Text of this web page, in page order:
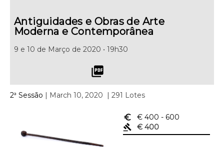
Antiguidades e Obras de Arte
Moderna e Contemporânea
9 e 10 de Março de 2020 • 19h30
picture_as_pdf
2ª Sessão | March 10, 2020 | 291 Lotes
euro_symbol € 400 - 600
gavel
€ 400